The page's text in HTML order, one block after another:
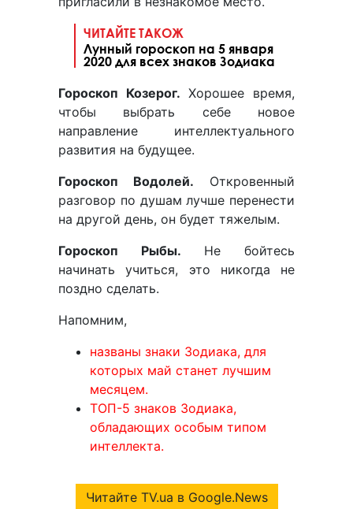
ЧИТАЙТЕ ТАКОЖ
Лунный гороскоп на 5 января
2020 для всех знаков Зодиака
Гороскоп Козерог. Хорошее время,
чтобы выбрать себе новое
направление интеллектуального
развития на будущее.
Гороскоп Водолей. Откровенный
разговор по душам лучше перенести
на другой день, он будет тяжелым.
Гороскоп Рыбы. Не бойтесь
начинать учиться, это никогда не
поздно сделать.
Напомним,
названы знаки Зодиака, для
которых май станет лучшим
месяцем.
ТОП-5 знаков Зодиака,
обладающих особым типом
интеллекта.
Читайте TV.ua в Google.News